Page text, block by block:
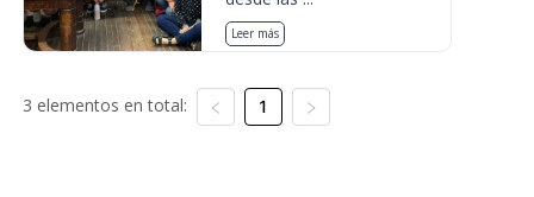
Leer más
3 elementos en total: 1